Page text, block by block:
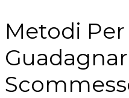
Metodi Per